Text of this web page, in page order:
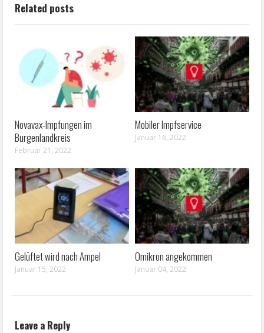
Related posts
Novavax-Impfungen im
Burgenlandkreis
Februar 21, 2022
Mobiler Impfservice
Januar 16, 2022
Gelüftet wird nach Ampel
Januar 15, 2022
Omikron angekommen
Januar 04, 2022
Leave a Reply